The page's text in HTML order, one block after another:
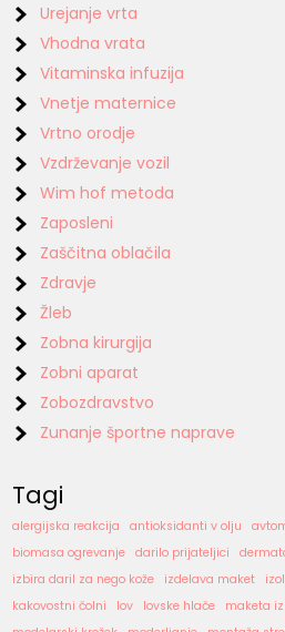
Urejanje vrta
Vhodna vrata
Vitaminska infuzija
Vnetje maternice
Vrtno orodje
Vzdrževanje vozil
Wim hof metoda
Zaposleni
Zaščitna oblačila
Zdravje
Žleb
Zobna kirurgija
Zobni aparat
Zobozdravstvo
Zunanje športne naprave
Tagi
alergijska reakcija antioksidanti v olju
biomasa ogrevanje
darilo prijateljici
izbira daril za nego kože
izdelava maket
kakovostni čolni
lov lovske hlače
maketa